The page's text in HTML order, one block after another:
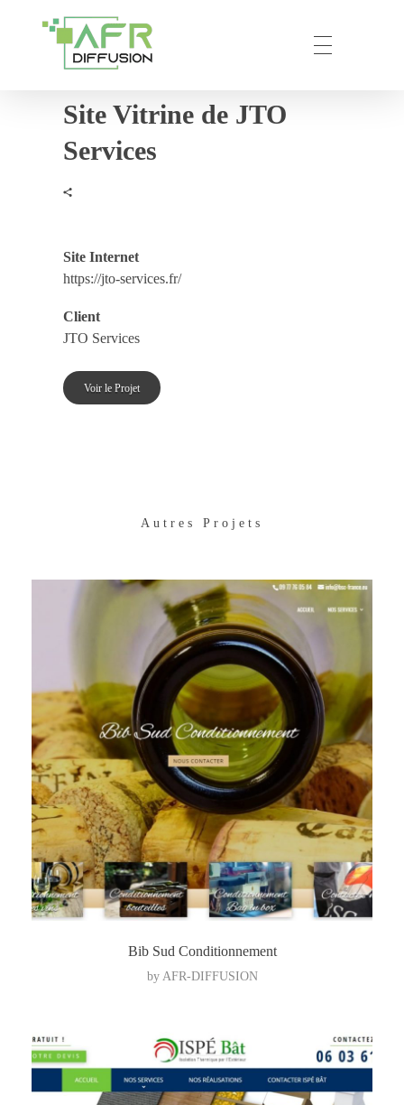
AFR – DIFFUSION
Site Vitrine de JTO
Services
Site Internet
https://jto-services.fr/
Client
JTO Services
Voir le Projet
Autres Projets
Bib Sud Conditionnement
by AFR-DIFFUSION